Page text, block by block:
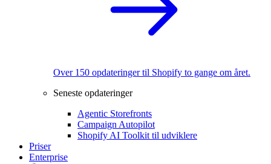
Over 150 opdateringer til Shopify to gange om året.
Seneste opdateringer
Agentic Storefronts
Campaign Autopilot
Shopify AI Toolkit til udviklere
Priser
Enterprise